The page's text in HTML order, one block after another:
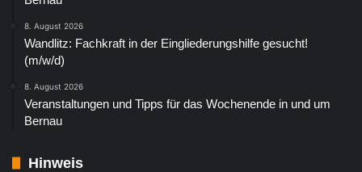
8. August 2026
Wandlitz: Fachkraft in der Eingliederungshilfe gesucht!
(m/w/d)
8. August 2026
Veranstaltungen und Tipps für das Wochenende in und um
Bernau
Hinweis